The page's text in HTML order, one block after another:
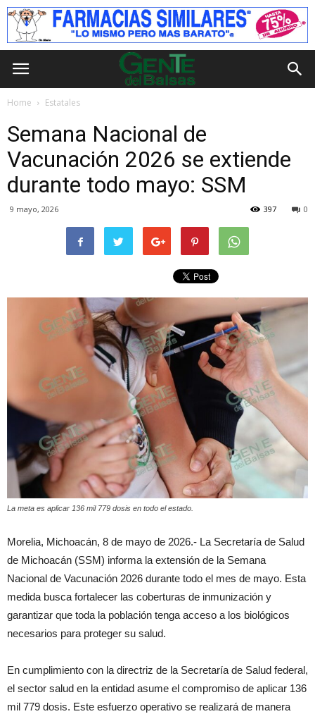
Home Estatales
Semana Nacional de
Vacunación 2026 se extiende
durante todo mayo: SSM
9 mayo, 2026 0
397
La meta es aplicar 136 mil 779 dosis en todo el estado.
Morelia, Michoacán, 8 de mayo de 2026.- La Secretaría de Salud
de Michoacán (SSM) informa la extensión de la Semana
Nacional de Vacunación 2026 durante todo el mes de mayo. Esta
medida busca fortalecer las coberturas de inmunización y
garantizar que toda la población tenga acceso a los biológicos
necesarios para proteger su salud.
En cumplimiento con la directriz de la Secretaría de Salud federal,
el sector salud en la entidad asume el compromiso de aplicar 136
mil 779 dosis. Este esfuerzo operativo se realizará de manera